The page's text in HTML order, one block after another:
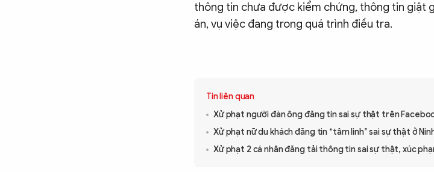
thông tin chưa được kiểm chứng, thông tin giật
án, vụ việc đang trong quá trình điều tra.
Tin liên quan
Xử phạt người đàn ông đăng tin sai sự thật trên
Xử phạt nữ du khách đăng tin “tâm linh” sai sự thật ở
Xử phạt 2 cá nhân đăng tải thông tin sai sự thật, xúc